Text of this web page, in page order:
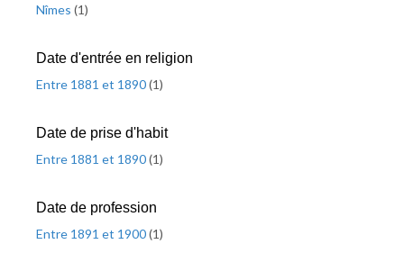
Nîmes (1)
Date d'entrée en religion
Entre 1881 et 1890(1)
Date de prise d'habit
Entre 1881 et 1890(1)
Date de profession
Entre 1891 et 1900(1)